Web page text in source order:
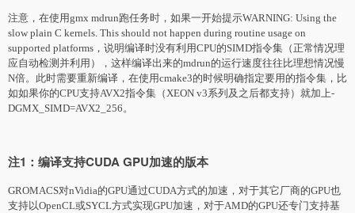
注意，在使用gmx mdrun跑任务时，如果一开始提示WARNING: Using the
slow plain C kernels. This should not happen during routine usage on
supported platforms，说明编译时没有利用CPU的SIMD指令集（正常情况理
应自动检测并利用），这样编译出来的mdrun的运行速度往往比理想情况慢
N倍。此时需要重新编译，在使用cmake3的时候明确指定要用的指令集，比
如如果你的CPU支持AVX2指令集（XEON v3系列及之后都支持）就加上-
DGMX_SIMD=AVX2_256。
注1：编译支持CUDA GPU加速的版本
GROMACS对nVidia的GPU通过CUDA方式的加速，对于其它厂商的GPU也
支持以OpenCL或SYCL方式实现GPU加速，对于AMD的GPU还专门支持基